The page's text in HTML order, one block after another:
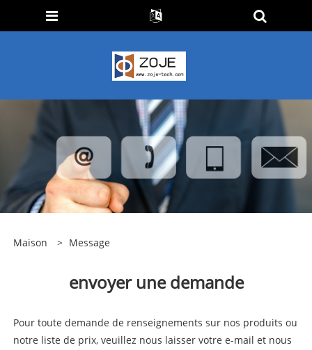
Maison > Message
envoyer une demande
Pour toute demande de renseignements sur nos produits ou
notre liste de prix, veuillez nous laisser votre e-mail et nous